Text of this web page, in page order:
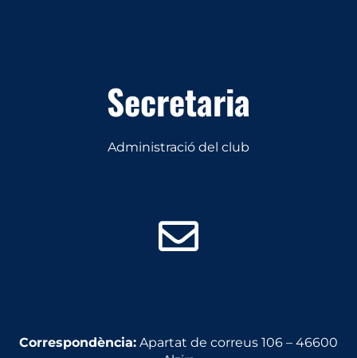
Secretaria
Administració del club
Correspondència: Apartat de correus 106 – 46600